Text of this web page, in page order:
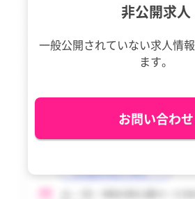
神津島村
御蔵島村
非公開求人
一般公開されていない求人情
ます。
お問い合わせ
神津島村
御蔵島村